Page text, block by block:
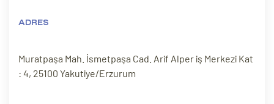
ADRES
Muratpaşa Mah. İsmetpaşa Cad. Arif Alper iş Merkezi Kat
: 4, 25100 Yakutiye/Erzurum